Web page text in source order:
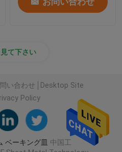
て下さい
い合わせ
Desktop Site
Policy
ベーキング皿 中国工